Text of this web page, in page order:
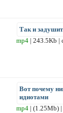
Так и
mp4 | 243.5Kb |
Вот почему
идиотами
mp4 | (1.25Mb) |